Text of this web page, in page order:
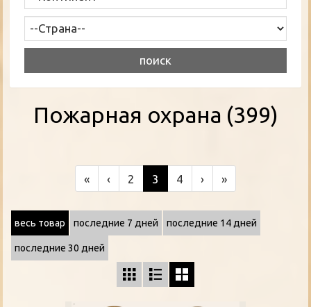
Пожарная охрана (399)
« ‹ 2 3 4 › »
весь товар последние 7 дней последние 14 дней
последние 30 дней
  